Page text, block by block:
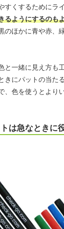
すくするためにラ
るようにするのも
のほかに青や赤、
と一緒に見え方も
きにパットの当た
、色を使うとより
トは急なときに